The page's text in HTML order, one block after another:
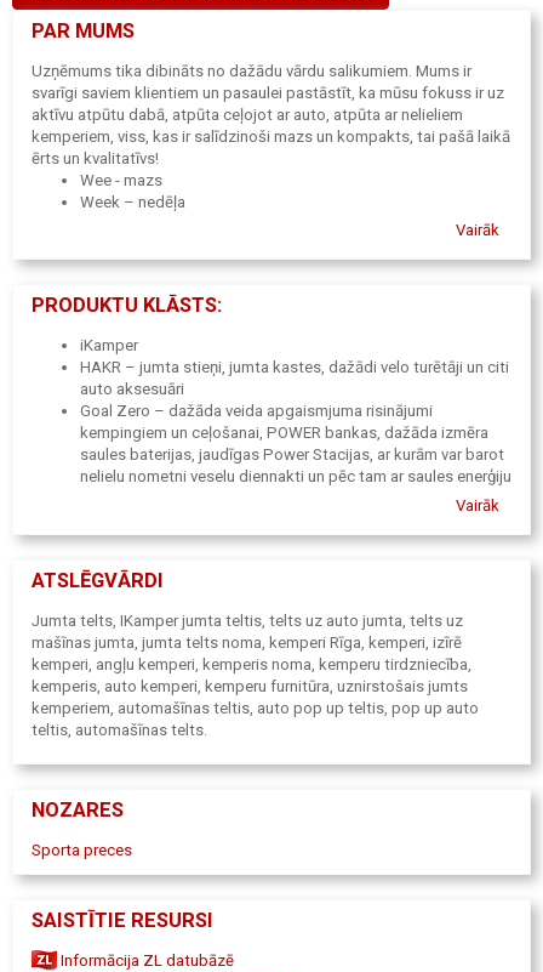
PAR MUMS
Uzņēmums tika dibināts no dažādu vārdu salikumiem. Mums ir
svarīgi saviem klientiem un pasaulei pastāstīt, ka mūsu fokuss ir uz
aktīvu atpūtu dabā, atpūta ceļojot ar auto, atpūta ar nelieliem
kemperiem, viss, kas ir salīdzinoši mazs un kompakts, tai pašā laikā
ērts un kvalitatīvs!
Wee - mazs
Week – nedēļa
Vairāk
PRODUKTU KLĀSTS:
iKamper
HAKR – jumta stieņi, jumta kastes, dažādi velo turētāji un citi
auto aksesuāri
Goal Zero – dažāda veida apgaismjuma risinājumi
kempingiem un ceļošanai, POWER bankas, dažāda izmēra
saules baterijas, jaudīgas Power Stacijas, ar kurām var barot
nelielu nometni veselu diennakti un pēc tam ar saules enerģiju
kuru ievieto auto bagāžas nodalījumā, tādā veidā ikdienas
plauktu sistēmu izņem ārā un auto atkal ir gatavs ikdienas
Weekamper!
Vairāk
ATSLĒGVĀRDI
Jumta telts, IKamper jumta teltis, telts uz auto jumta, telts uz
mašīnas jumta, jumta telts noma, kemperi Rīga, kemperi, izīrē
kemperi, angļu kemperi, kemperis noma, kemperu tirdzniecība,
kemperis, auto kemperi, kemperu furnitūra, uznirstošais jumts
kemperiem, automašīnas teltis, auto pop up teltis, pop up auto
teltis, automašīnas telts.
NOZARES
Sporta preces
SAISTĪTIE RESURSI
Informācija ZL datubāzē